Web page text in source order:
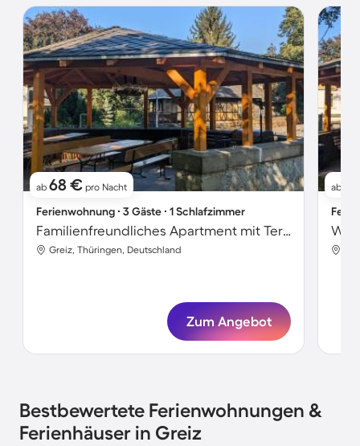
ab 68 € pro Nacht
Ferienwohnung ∙ 3 Gäste ∙ 1 Schlafzimmer
Familienfreundliches Apartment mit Terrasse, Garten und Grill | Bergblick
Greiz, Thüringen, Deutschland
Zum Angebot
ab
Bestbewertete Ferienwohnungen &
Ferienhäuser in Greiz